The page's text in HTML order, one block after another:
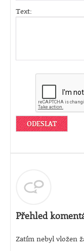
Text:
Přehled
Zatím nebyl vložen